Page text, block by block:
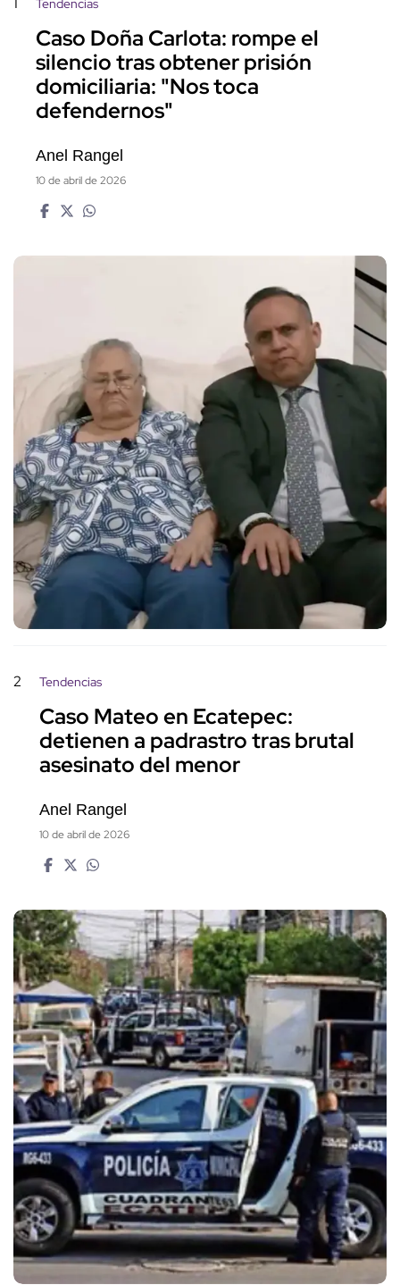
Tendencias
Caso Doña Carlota: rompe el
silencio tras obtener prisión
domiciliaria: "Nos toca
defendernos"
Anel Rangel
10 de abril de 2026
2 Tendencias
Caso Mateo en Ecatepec:
detienen a padrastro tras brutal
asesinato del menor
Anel Rangel
10 de abril de 2026